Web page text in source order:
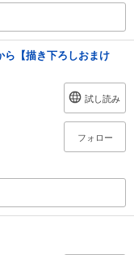
【描き下ろしおまけ
試し読み
フォロー